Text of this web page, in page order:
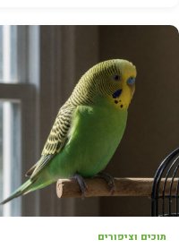
תוכים וציפורים